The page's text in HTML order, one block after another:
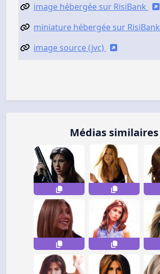
image hébergée sur RisiBank
miniature hébergée sur RisiBank
image source (jvc)
Médias similaires